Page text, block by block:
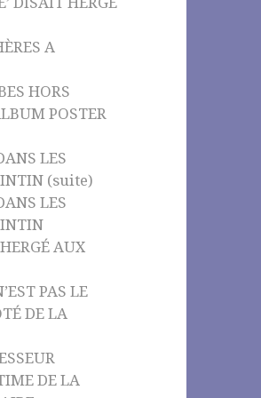
A
HORS
POSTER
LES
(suite)
LES
AUX
PAS LE
DE LA
DE LA